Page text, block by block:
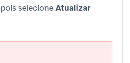
selecioneAtualizar